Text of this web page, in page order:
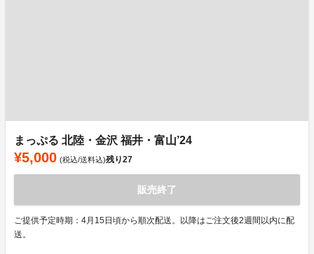
まっぷる 北陸・金沢 福井・富山’24
¥5,000 (税込/送料込)残り27
販売終了
ご提供予定時期：4月15日頃から順次配送。以降はご注文後2週間以内に配
送。